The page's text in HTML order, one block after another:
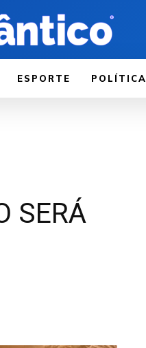
ESPORTE POLÍTICA
SERÁ